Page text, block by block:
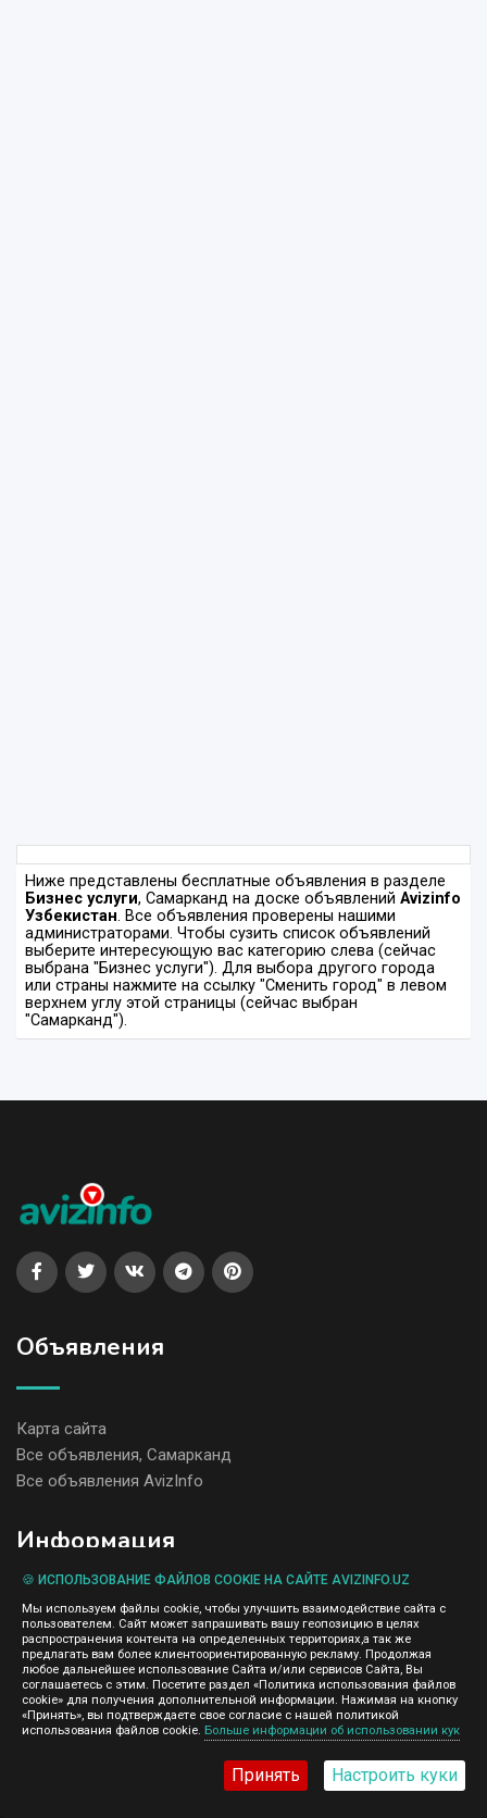
Ниже представлены бесплатные объявления в разделе
Бизнес услуги, Самарканд на доске объявлений Avizinfo
Узбекистан. Все объявления проверены нашими
администраторами. Чтобы сузить список объявлений
выберите интересующую вас категорию слева (сейчас
выбрана "Бизнес услуги"). Для выбора другого города
или страны нажмите на ссылку "Сменить город" в левом
верхнем углу этой страницы (сейчас выбран
"Самарканд").
Объявления
Карта сайта
Все объявления, Самарканд
Все объявления AvizInfo
Информация
О нас
Как создать объявление
Рекомендации
Помощь и Поддержка
🍪 ИСПОЛЬЗОВАНИЕ ФАЙЛОВ COOKIE НА САЙТЕ AVIZINFO.UZ
Мы используем файлы cookie, чтобы улучшить взаимодействие сайта с
пользователем. Сайт может запрашивать вашу геопозицию в целях
распространения контента на определенных территориях,а так же
предлагать вам более клиентоориентированную рекламу. Продолжая
любое дальнейшее использование Сайта и/или сервисов Сайта, Вы
соглашаетесь с этим. Посетите раздел «Политика использования файлов
cookie» для получения дополнительной информации. Нажимая на кнопку
«Принять», вы подтверждаете свое согласие с нашей политикой
использования файлов cookie. Больше информации об использовании кук
Принять Настроить куки